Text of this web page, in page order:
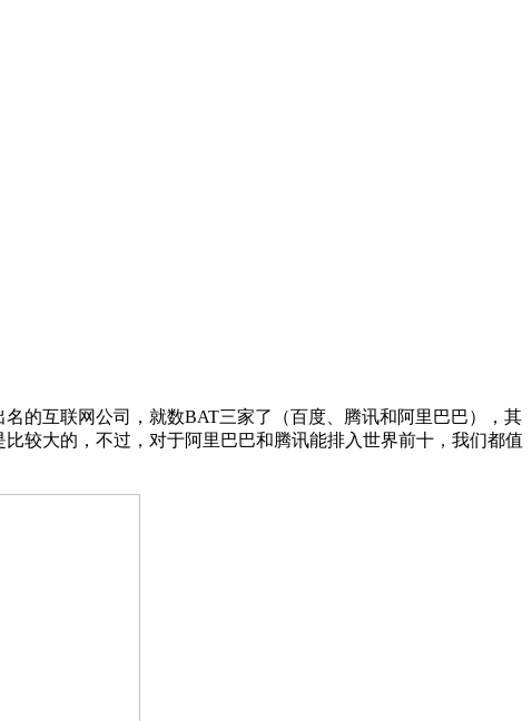
的互联网公司，就数BAT三家了（百度、腾讯和阿里巴巴），其
较大的，不过，对于阿里巴巴和腾讯能排入世界前十，我们都值